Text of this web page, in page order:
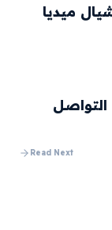
ميديا
Read Next